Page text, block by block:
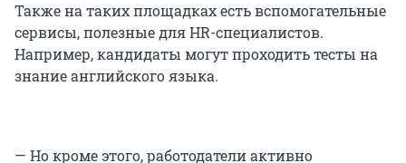
Также на таких площадках есть вспомогательные
сервисы, полезные для HR-специалистов.
Например, кандидаты могут проходить тесты на
знание английского языка.
— Но кроме этого, работодатели активно